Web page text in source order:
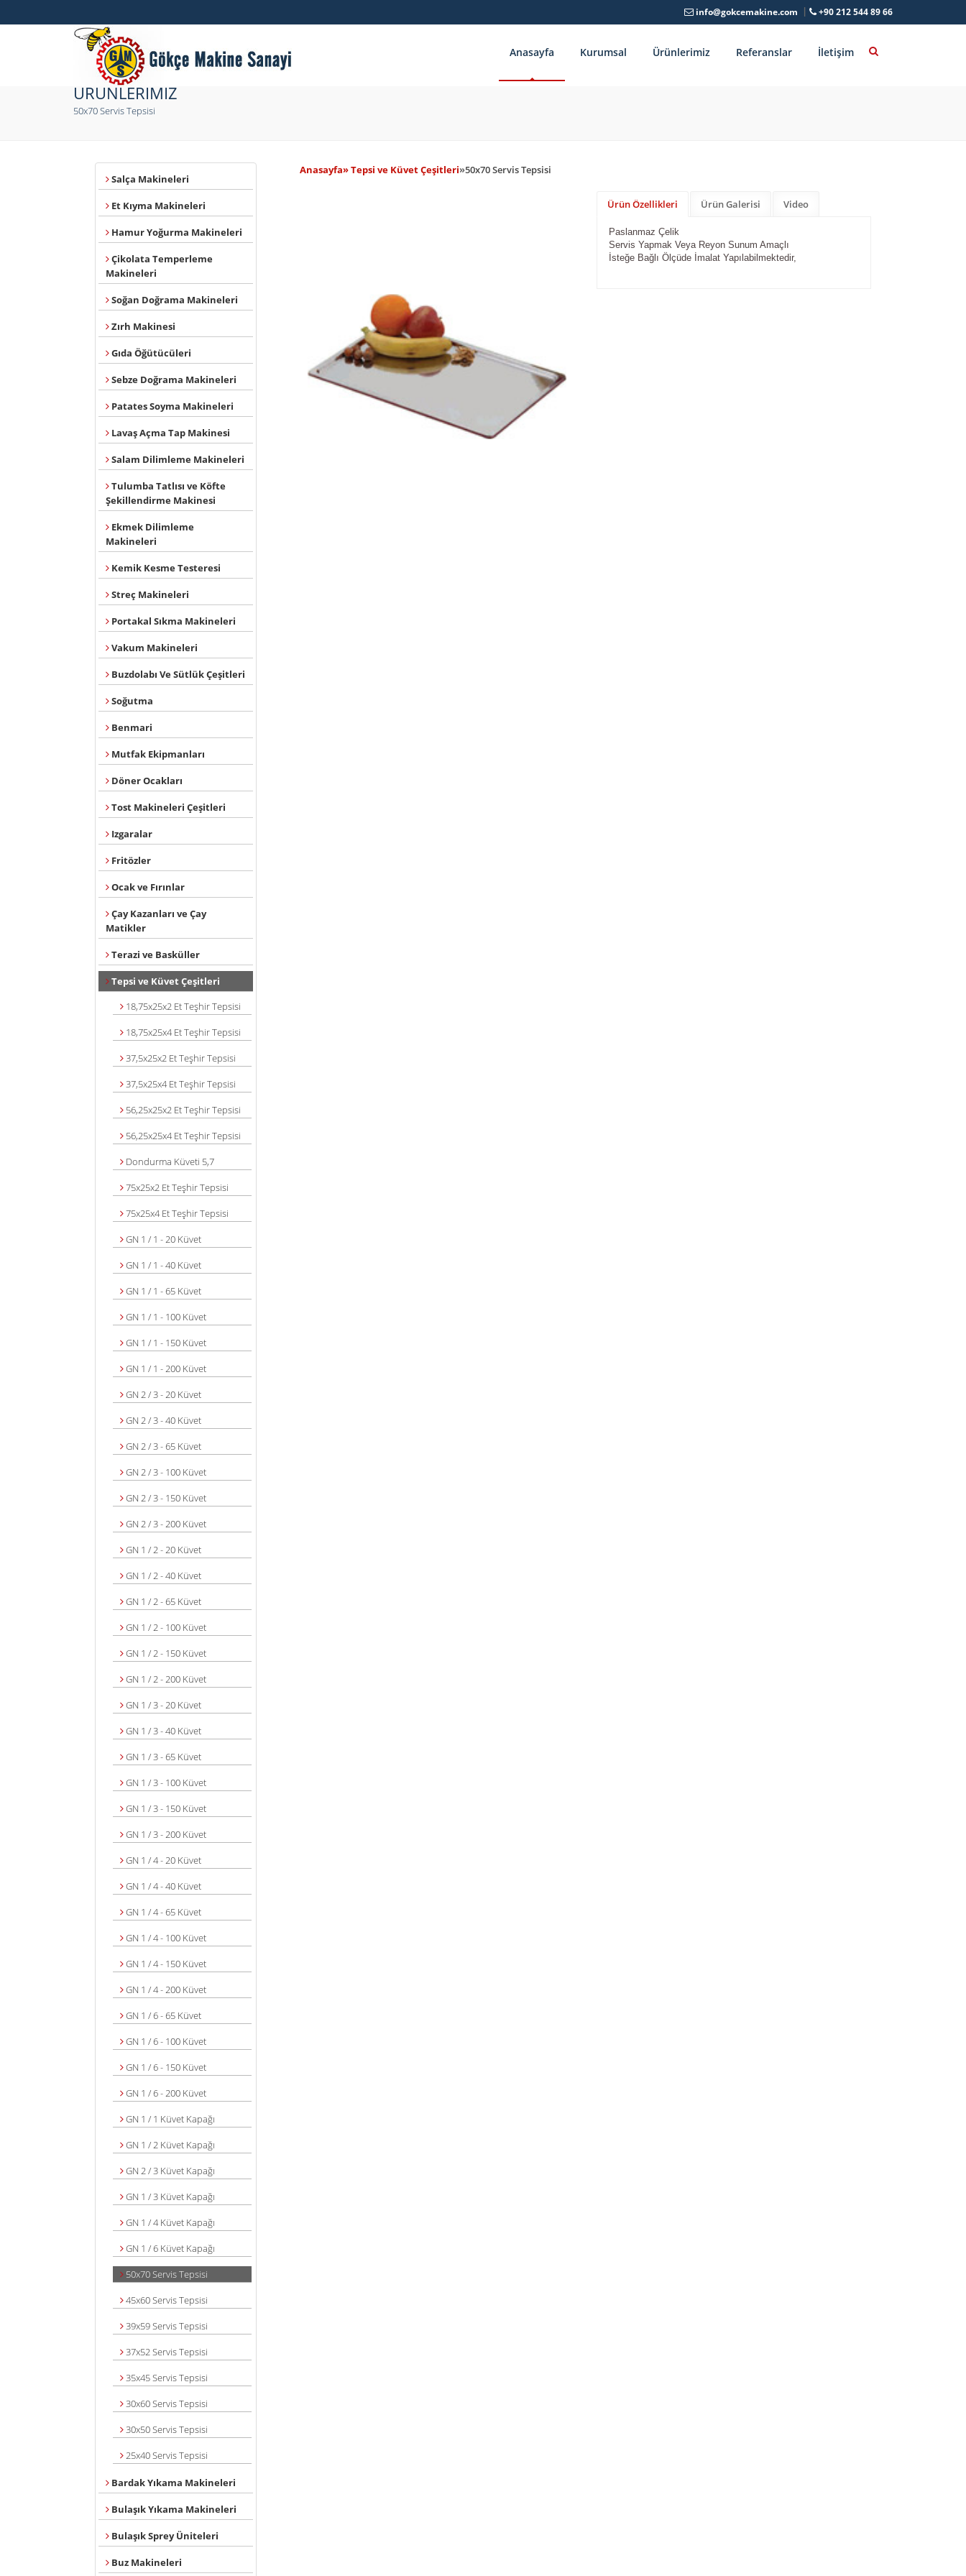
info@gokcemakine.com +90 212 544 89 66
Anasayfa Kurumsal Ürünlerimiz Referanslar İletişim
ÜRÜNLERİMİZ
50x70 Servis Tepsisi
Salça Makineleri
Et Kıyma Makineleri
Hamur Yoğurma Makineleri
Çikolata Temperleme
Makineleri
Soğan Doğrama Makineleri
Zırh Makinesi
Gıda Öğütücüleri
Sebze Doğrama Makineleri
Patates Soyma Makineleri
Lavaş Açma Tap Makinesi
Salam Dilimleme Makineleri
Tulumba Tatlısı ve Köfte
Şekillendirme Makinesi
Ekmek Dilimleme
Makineleri
Kemik Kesme Testeresi
Streç Makineleri
Portakal Sıkma Makineleri
Vakum Makineleri
Buzdolabı Ve Sütlük Çeşitleri
Soğutma
Benmari
Mutfak Ekipmanları
Döner Ocakları
Tost Makineleri Çeşitleri
Izgaralar
Fritözler
Ocak ve Fırınlar
Çay Kazanları ve Çay
Matikler
Terazi ve Basküller
Tepsi ve Küvet Çeşitleri
18,75x25x2 Et Teşhir Tepsisi
18,75x25x4 Et Teşhir Tepsisi
37,5x25x2 Et Teşhir Tepsisi
37,5x25x4 Et Teşhir Tepsisi
56,25x25x2 Et Teşhir Tepsisi
56,25x25x4 Et Teşhir Tepsisi
Dondurma Küveti 5,7
75x25x2 Et Teşhir Tepsisi
75x25x4 Et Teşhir Tepsisi
GN 1 / 1 - 20 Küvet
GN 1 / 1 - 40 Küvet
GN 1 / 1 - 65 Küvet
GN 1 / 1 - 100 Küvet
GN 1 / 1 - 150 Küvet
GN 1 / 1 - 200 Küvet
GN 2 / 3 - 20 Küvet
GN 2 / 3 - 40 Küvet
GN 2 / 3 - 65 Küvet
GN 2 / 3 - 100 Küvet
GN 2 / 3 - 150 Küvet
GN 2 / 3 - 200 Küvet
GN 1 / 2 - 20 Küvet
GN 1 / 2 - 40 Küvet
GN 1 / 2 - 65 Küvet
GN 1 / 2 - 100 Küvet
GN 1 / 2 - 150 Küvet
GN 1 / 2 - 200 Küvet
GN 1 / 3 - 20 Küvet
GN 1 / 3 - 40 Küvet
GN 1 / 3 - 65 Küvet
GN 1 / 3 - 100 Küvet
GN 1 / 3 - 150 Küvet
GN 1 / 3 - 200 Küvet
GN 1 / 4 - 20 Küvet
GN 1 / 4 - 40 Küvet
GN 1 / 4 - 65 Küvet
GN 1 / 4 - 100 Küvet
GN 1 / 4 - 150 Küvet
GN 1 / 4 - 200 Küvet
GN 1 / 6 - 65 Küvet
GN 1 / 6 - 100 Küvet
GN 1 / 6 - 150 Küvet
GN 1 / 6 - 200 Küvet
GN 1 / 1 Küvet Kapağı
GN 1 / 2 Küvet Kapağı
GN 2 / 3 Küvet Kapağı
GN 1 / 3 Küvet Kapağı
GN 1 / 4 Küvet Kapağı
GN 1 / 6 Küvet Kapağı
50x70 Servis Tepsisi
45x60 Servis Tepsisi
39x59 Servis Tepsisi
37x52 Servis Tepsisi
35x45 Servis Tepsisi
30x60 Servis Tepsisi
30x50 Servis Tepsisi
25x40 Servis Tepsisi
Bardak Yıkama Makineleri
Bulaşık Yıkama Makineleri
Bulaşık Sprey Üniteleri
Buz Makineleri
Anasayfa» Tepsi ve Küvet Çeşitleri»50x70 Servis Tepsisi
Ürün Özellikleri Ürün Galerisi Video
Paslanmaz Çelik
Servis Yapmak Veya Reyon Sunum Amaçlı
İsteğe Bağlı Ölçüde İmalat Yapılabilmektedir,